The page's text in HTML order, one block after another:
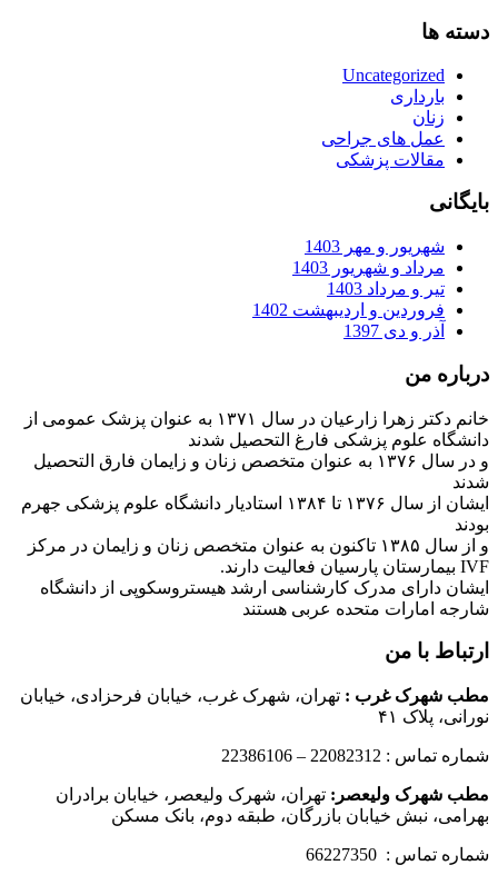
دسته ها
Uncategorized
بارداری
زنان
عمل های جراحی
مقالات پزشکی
بایگانی
شهریور و مهر 1403
مرداد و شهریور 1403
تیر و مرداد 1403
فروردین و اردیبهشت 1402
آذر و دی 1397
درباره من
خانم دکتر زهرا زارعیان در سال ۱۳۷۱ به عنوان پزشک عمومی از
دانشگاه علوم پزشکی فارغ التحصیل شدند
و در سال ۱۳۷۶ به عنوان متخصص زنان و زایمان فارق التحصیل
شدند
ایشان از سال ۱۳۷۶ تا ۱۳۸۴ استادیار دانشگاه علوم پزشکی جهرم
بودند
و از سال ۱۳۸۵ تاکنون به عنوان متخصص زنان و زایمان در مرکز
IVF بیمارستان پارسیان فعالیت دارند.
ایشان دارای مدرک کارشناسی ارشد هیستروسکوپی از دانشگاه
شارجه امارات متحده عربی هستند
ارتباط با من
مطب شهرک غرب : تهران، شهرک غرب، خیابان فرحزادی، خیابان
نورانی، پلاک ۴۱
شماره تماس : 22082312 – 22386106
مطب شهرک ولیعصر: تهران، شهرک ولیعصر، خیابان برادران
بهرامی، نبش خیابان بازرگان، طبقه دوم، بانک مسکن
شماره تماس : 66227350